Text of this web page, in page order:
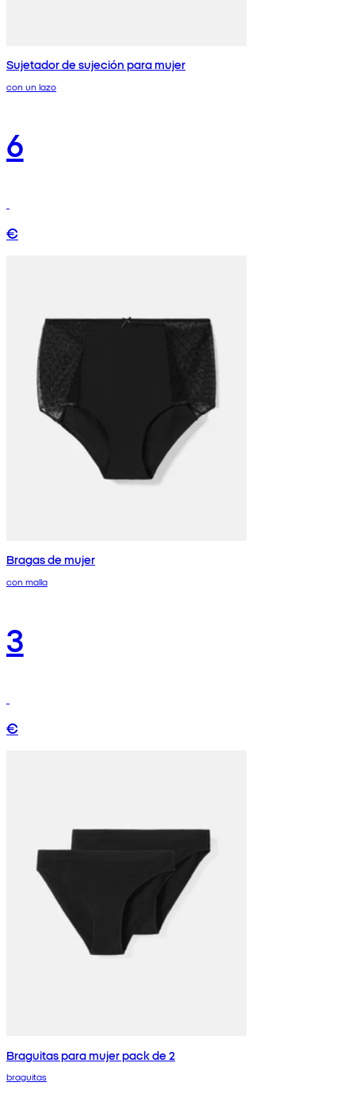
Sujetador de sujeción para mujer
con un lazo
6
€
Bragas de mujer
con malla
3
€
Braguitas para mujer pack de 2
braguitas